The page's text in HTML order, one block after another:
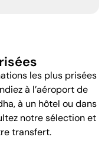
les plus prisées
à l’aéroport de
à un hôtel ou dans
notre sélection et
transfert.